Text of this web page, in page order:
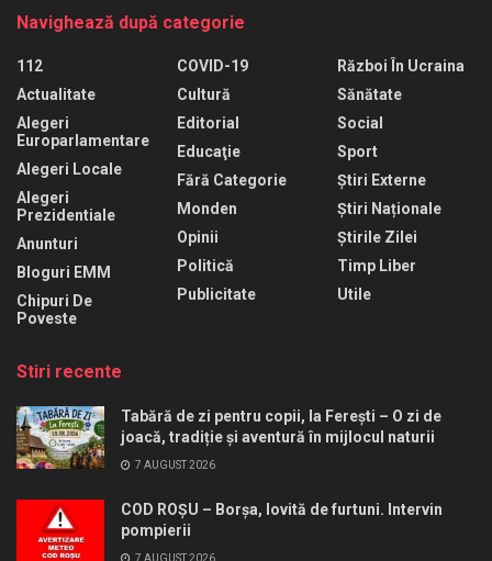
Navighează după categorie
112
Actualitate
Alegeri
Europarlamentare
Alegeri Locale
Alegeri
Prezidentiale
Anunturi
Bloguri EMM
Chipuri De
Poveste
COVID-19
Cultură
Editorial
Educaţie
Fără Categorie
Monden
Opinii
Politică
Publicitate
Război În Ucraina
Sănătate
Social
Sport
Știri Externe
Știri Naționale
Știrile Zilei
Timp Liber
Utile
Stiri recente
Tabără de zi pentru copii, la Ferești – O zi de
joacă, tradiție și aventură în mijlocul naturii
7 AUGUST 2026
COD ROȘU – Borșa, lovită de furtuni. Intervin
pompierii
7 AUGUST 2026